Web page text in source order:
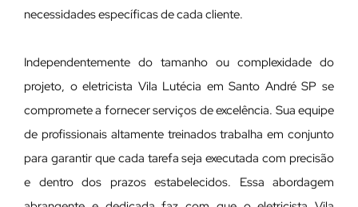
necessidades específicas de cada cliente.
Independentemente do tamanho ou complexidade do
projeto, o eletricista Vila Lutécia em Santo André SP se
compromete a fornecer serviços de excelência. Sua equipe
de profissionais altamente treinados trabalha em conjunto
para garantir que cada tarefa seja executada com precisão
e dentro dos prazos estabelecidos. Essa abordagem